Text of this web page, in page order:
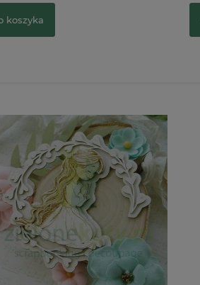
koszyka